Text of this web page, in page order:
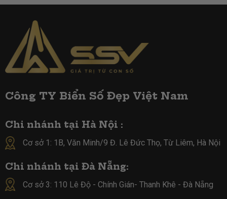
Công TY Biển Số Đẹp Việt Nam
Chi nhánh tại Hà Nội :
Cơ sở 1: 1B, Văn Minh/9 Đ. Lê Đức Thọ, Từ Liêm, Hà Nội
Chi nhánh tại Đà Nẵng:
Cơ sở 3: 110 Lê Độ - Chính Gián- Thanh Khê - Đà Nẵng